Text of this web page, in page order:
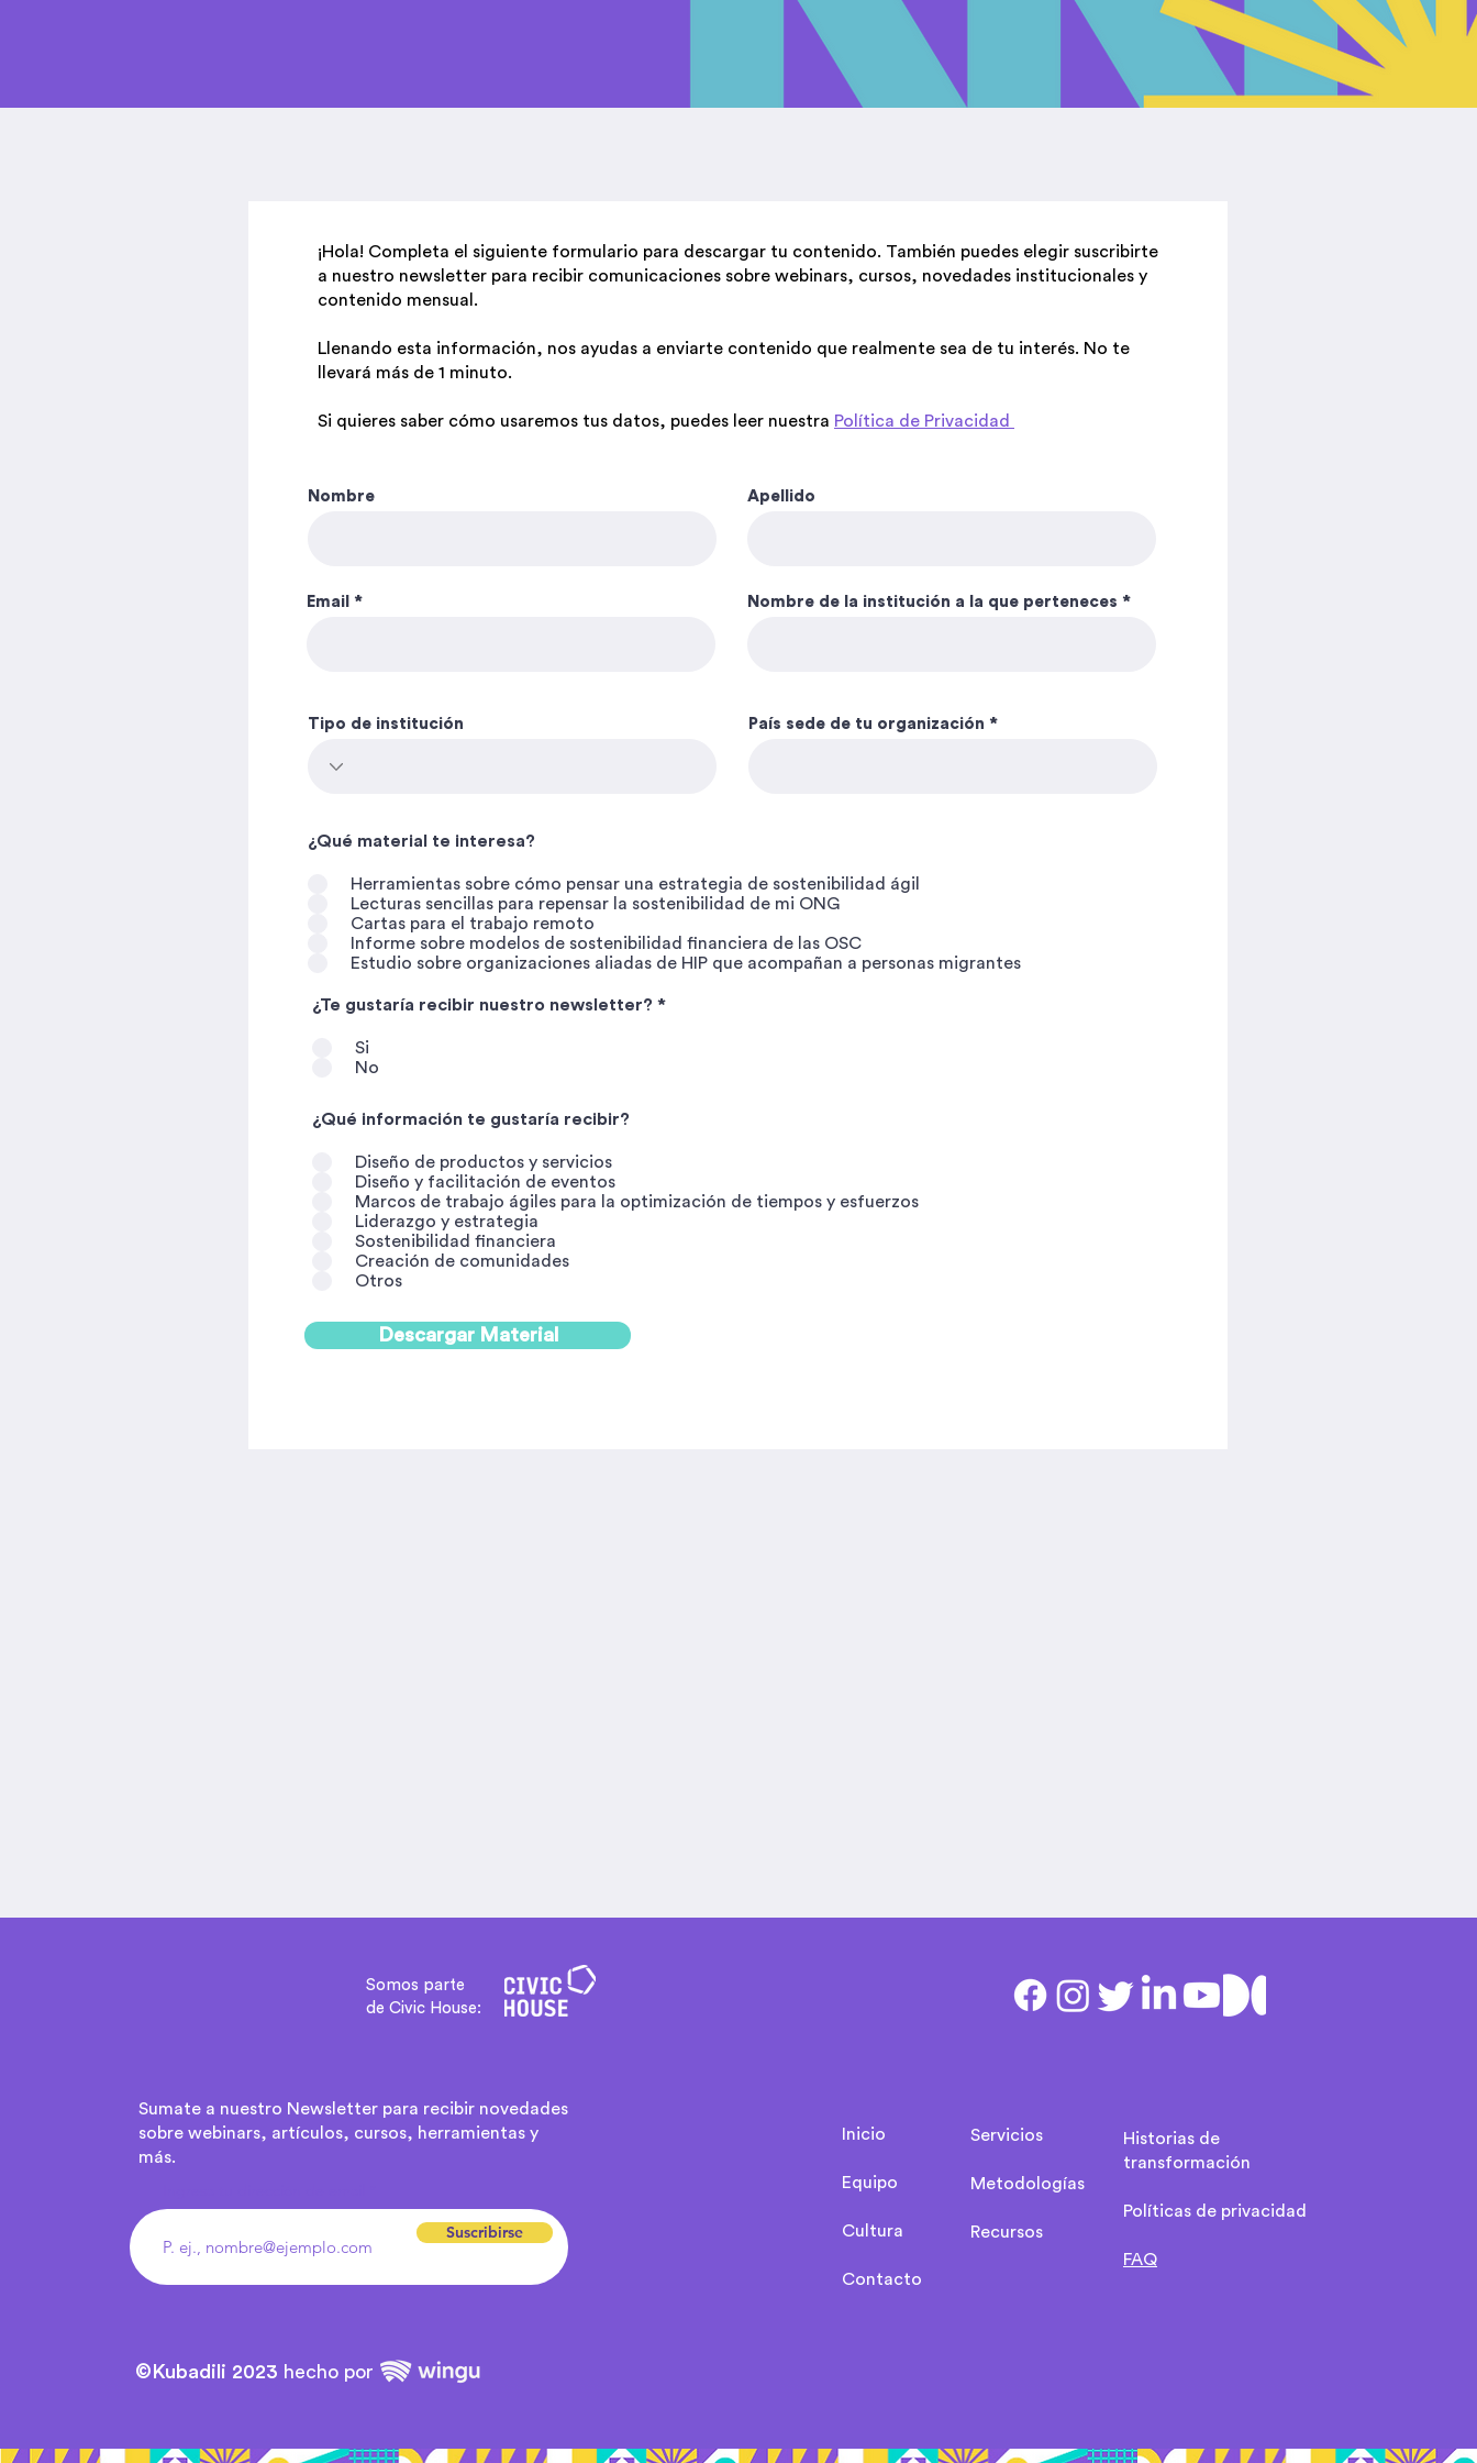
¡Hola! Completa el siguiente formulario para descargar tu contenido. También puedes elegir suscribirte
a nuestro newsletter para recibir comunicaciones sobre webinars, cursos, novedades institucionales y
contenido mensual.
Llenando esta información, nos ayudas a enviarte contenido que realmente sea de tu interés. No te
llevará más de 1 minuto.
Si quieres saber cómo usaremos tus datos, puedes leer nuestra Política de Privacidad
Nombre Apellido
Email Nombre de la institución a la que perteneces
Tipo de institución País sede de tu organización
¿Qué material te interesa?
Herramientas sobre cómo pensar una estrategia de sostenibilidad ágil
Lecturas sencillas para repensar la sostenibilidad de mi ONG
Cartas para el trabajo remoto
Informe sobre modelos de sostenibilidad financiera de las OSC
Estudio sobre organizaciones aliadas de HIP que acompañan a personas migrantes
¿Te gustaría recibir nuestro newsletter? *
Si
No
¿Qué información te gustaría recibir?
Diseño de productos y servicios
Diseño y facilitación de eventos
Marcos de trabajo ágiles para la optimización de tiempos y esfuerzos
Liderazgo y estrategia
Sostenibilidad financiera
Creación de comunidades
Otros
Descargar Material
Somos parte
de Civic House:
Sumate a nuestro Newsletter para recibir novedades
sobre webinars, artículos, cursos, herramientas y
más.
Suscribirse
©Kubadili 2023 hecho por
Inicio
Equipo
Cultura
Contacto
Servicios
Metodologías
Recursos
Historias de
transformación
Políticas de privacidad
FAQ